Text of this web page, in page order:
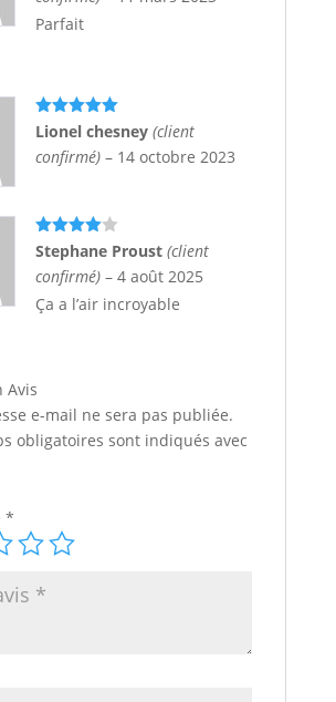
Parfait
Note5sur
Lionel chesney (client
confirmé) – 14 octobre 2023
Note4
sur 5
Stephane Proust (client
confirmé) – 4 août 2025
Ça a l’air incroyable
Avis
e-mail ne sera pas publiée.
obligatoires sont indiqués avec
*